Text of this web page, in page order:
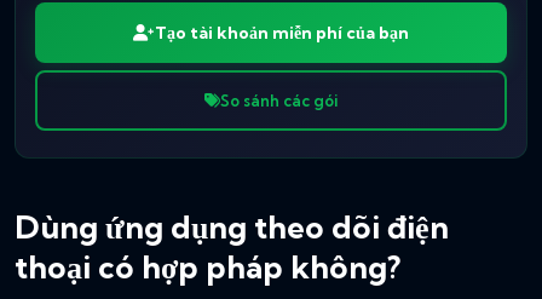
Tạo tài khoản miễn phí của bạn
So sánh các gói
Dùng ứng dụng theo dõi điện
thoại có hợp pháp không?